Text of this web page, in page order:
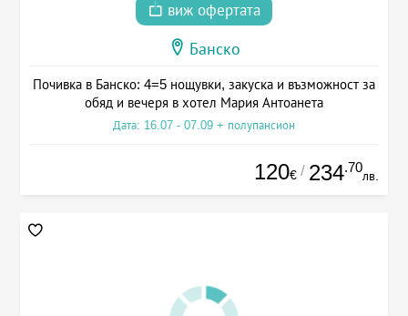
виж офертата
Банско
Почивка в Банско: 4=5 нощувки, закуска и възможност за
обяд и вечеря в хотел Мария Антоанета
Дата: 16.07 - 07.09 + полупансион
120€ / 234.70
лв.